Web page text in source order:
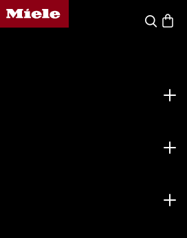
Miele početna stranica
Pretraga